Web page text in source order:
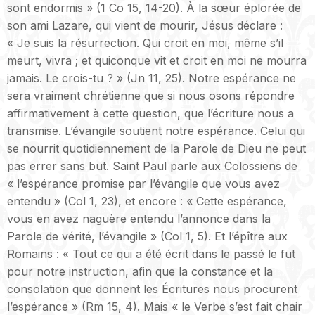
sont endormis » (1 Co 15, 14-20). À la sœur éplorée de
son ami Lazare, qui vient de mourir, Jésus déclare :
« Je suis la résurrection. Qui croit en moi, même s’il
meurt, vivra ; et quiconque vit et croit en moi ne mourra
jamais. Le crois-tu ? » (Jn 11, 25). Notre espérance ne
sera vraiment chrétienne que si nous osons répondre
affirmativement à cette question, que l’écriture nous a
transmise. L’évangile soutient notre espérance. Celui qui
se nourrit quotidiennement de la Parole de Dieu ne peut
pas errer sans but. Saint Paul parle aux Colossiens de
« l’espérance promise par l’évangile que vous avez
entendu » (Col 1, 23), et encore : « Cette espérance,
vous en avez naguère entendu l’annonce dans la
Parole de vérité, l’évangile » (Col 1, 5). Et l’épître aux
Romains : « Tout ce qui a été écrit dans le passé le fut
pour notre instruction, afin que la constance et la
consolation que donnent les Écritures nous procurent
l’espérance » (Rm 15, 4). Mais « le Verbe s’est fait chair